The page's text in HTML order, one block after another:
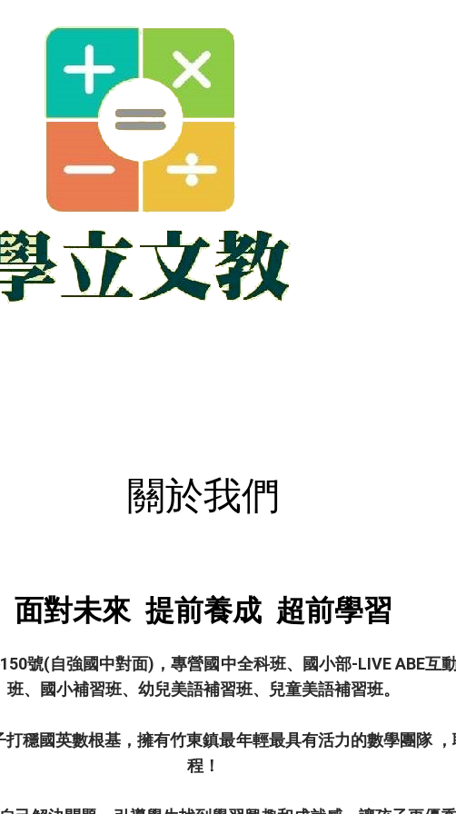
關於我們
面對未來 提前養成 超前學習​
號(自強國中對面)，專營國中全科班、國小部-LIVE ABE互
班、國小補習班、幼兒美語補習班、兒童美語補習班。
穩國英數根基，擁有竹東鎮最年輕最具有活力的數學團隊
程！